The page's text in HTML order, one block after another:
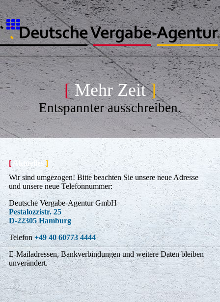
[ Mehr Zeit]
Entspannter ausschreiben.
[ Aktuelles ]
Wir sind umgezogen! Bitte beachten Sie unsere neue Adresse
und unsere neue Telefonnummer:
Deutsche Vergabe-Agentur GmbH
Pestalozzistr. 25
D-22305 Hamburg
Telefon+49 40 60773 4444
E-Mailadressen, Bankverbindungen und weitere Daten bleiben
unverändert.